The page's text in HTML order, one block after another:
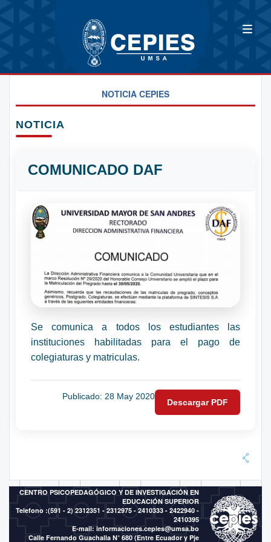
NOTICIA CEPIES
NOTICIA
COMUNICADO DAF
Se comunica a todos los estudiantes las
instituciones habilitadas para el pago de
colegiaturas y matriculas.
Publicado: 28 May 2020
Descargar PDF
CENTRO PSICOPEDAGÓGICO Y DE INVESTIGACIÓN EN
EDUCACIÓN SUPERIOR
Telefono :(591 - 2) 2312351 - 2312975 - 2410333 - 2422940 -
2410395
E-mail: informaciones.cepies@umsa.bo
Calle Fernando Guachalla N° 680 (Entre Ecuador y Pje